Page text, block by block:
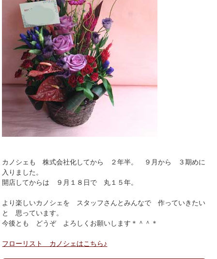
カノシェも 株式会社化してから ２年半。 ９月から ３期めに
入りました。
開店してからは ９月１８日で 丸１５年。
より楽しいカノシェを スタッフさんとみんなで 作っていきたい
と 思っています。
今後とも どうぞ よろしくお願いします＊＾＾＊
フローリスト カノシェはこちら♪